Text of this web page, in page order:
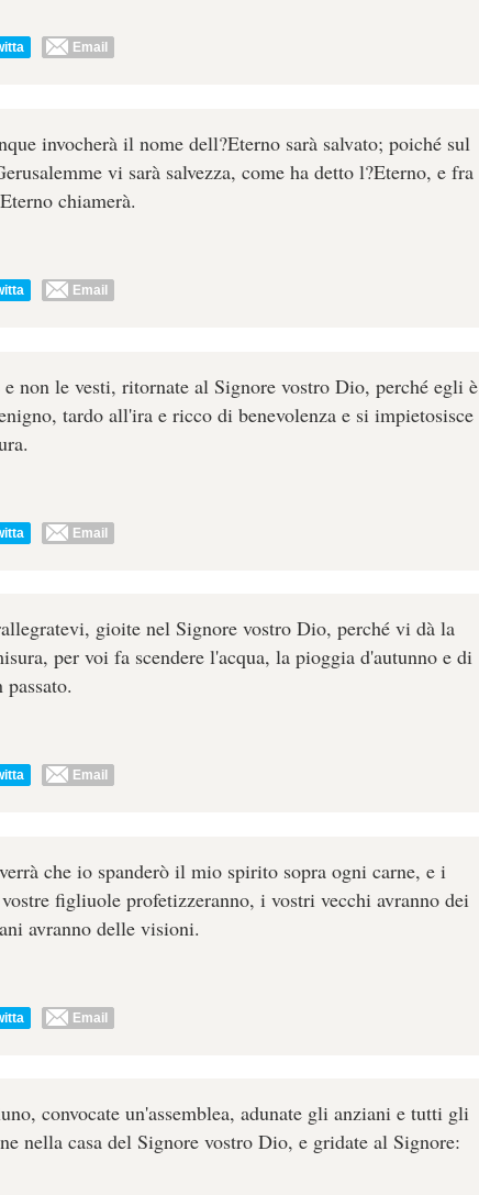
Email
invocherà il nome dell?Eterno sarà salvato; poiché sul
vi sarà salvezza, come ha detto l?Eterno, e fra
chiamerà.
Email
non le vesti, ritornate al Signore vostro Dio, perché egli è
tardo all'ira e ricco di benevolenza e si impietosisce
Email
gioite nel Signore vostro Dio, perché vi dà la
per voi fa scendere l'acqua, la pioggia d'autunno e di
Email
che io spanderò il mio spirito sopra ogni carne, e i
figliuole profetizzeranno, i vostri vecchi avranno dei
avranno delle visioni.
Email
convocate un'assemblea, adunate gli anziani e tutti gli
nella casa del Signore vostro Dio, e gridate al Signore: